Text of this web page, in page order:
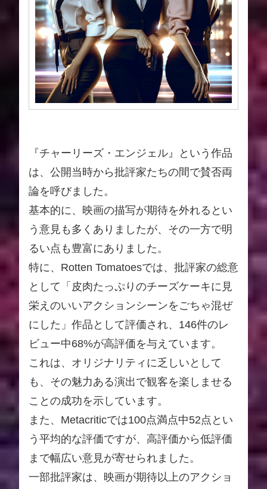
『チャーリーズ・エンジェル』という作品
は、公開当時から批評家たちの間で賛否両
論を呼びました。
基本的に、映画の描写が期待を外れるとい
う意見も多くありましたが、その一方で明
るい点も豊富にありました。
特に、Rotten Tomatoesでは、批評家の総意
として「皮肉たっぷりのチーズケーキに見
栄えのいいアクションシーンをごちゃ混ぜ
にした」作品として評価され、146件のレ
ビュー中68%が高評価を与えています。
これは、オリジナリティに乏しいとして
も、その魅力ある演出で観客を楽しませる
ことの成功を示しています。
また、Metacriticでは100点満点中52点とい
う平均的な評価ですが、高評価から低評価
まで幅広い意見が寄せられました。
一部批評家は、映画が期待以上のアクショ